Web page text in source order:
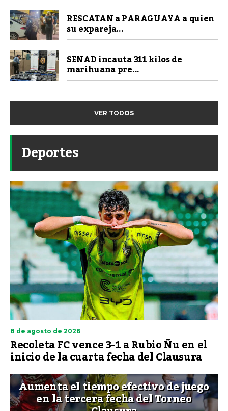
RESCATAN a PARAGUAYA a quien
su expareja...
SENAD incauta 311 kilos de
marihuana pre...
VER TODOS
Deportes
8 de agosto de 2026
Recoleta FC vence 3-1 a Rubio Ñu en el
inicio de la cuarta fecha del Clausura
Aumenta el tiempo efectivo de juego
en la tercera fecha del Torneo